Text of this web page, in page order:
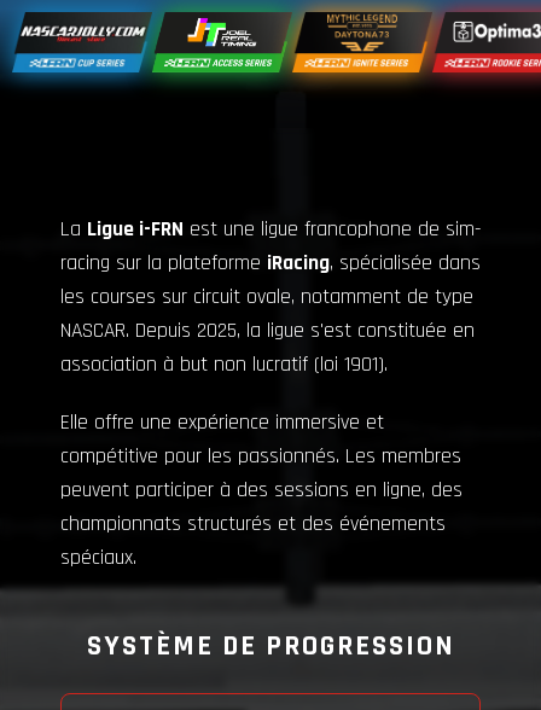
La Ligue i-FRN est une ligue francophone de sim-
racing sur la plateforme iRacing, spécialisée dans
les courses sur circuit ovale, notamment de type
NASCAR. Depuis 2025, la ligue s'est constituée en
association à but non lucratif (loi 1901).
Elle offre une expérience immersive et
compétitive pour les passionnés. Les membres
peuvent participer à des sessions en ligne, des
championnats structurés et des événements
spéciaux.
SYSTÈME DE PROGRESSION